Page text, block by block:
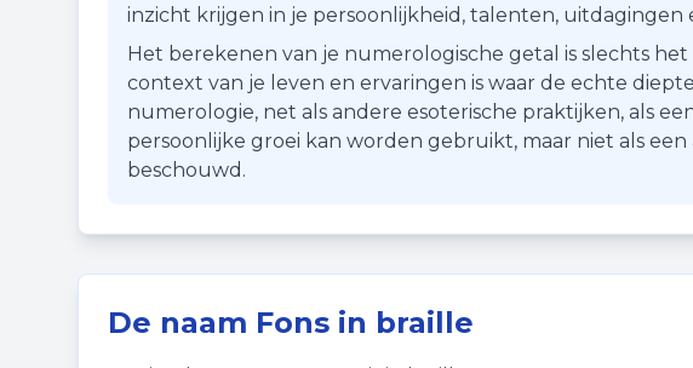
inzicht krijgen in je persoonlijkheid, talenten, uitdagingen
Het berekenen van je numerologische getal is slechts
context van je leven en ervaringen is waar de echte
numerologie, net als andere esoterische praktijken, als
persoonlijke groei kan worden gebruikt, maar niet als
beschouwd.
De naam Fons in braille